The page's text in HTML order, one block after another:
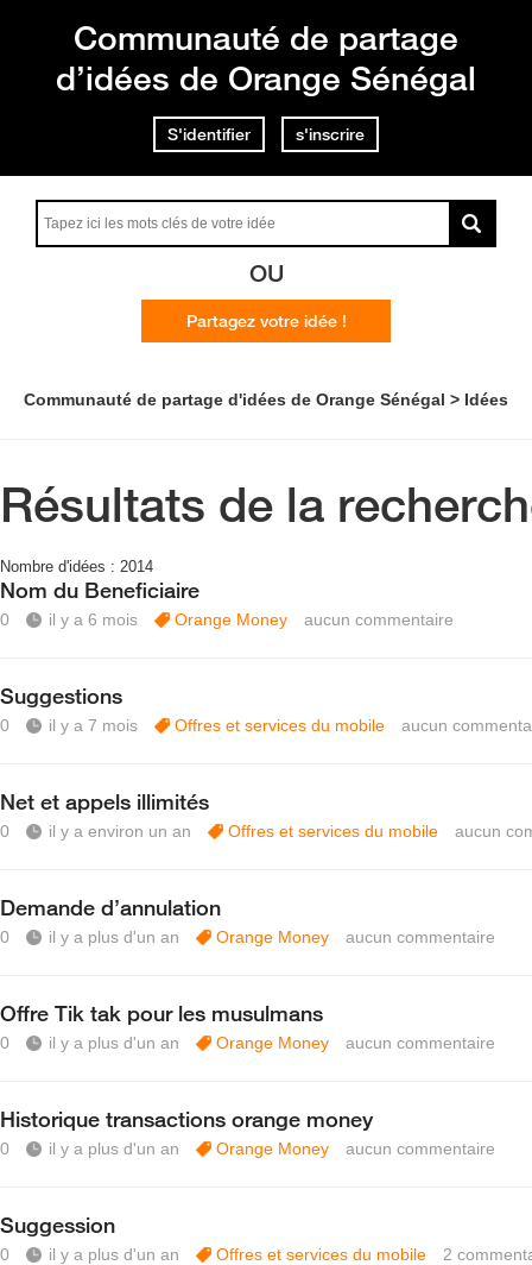
Communauté de partage
d’idées de Orange Sénégal
S'identifier s'inscrire
OU
Partagez votre idée !
Communauté de partage d'idées de Orange Sénégal Idées
Résultats de la
Nombre d'idées : 2014
Nom du Beneficiaire
0 il y a 6 mois Orange Money aucun commentaire
Suggestions
0 il y a 7 mois Offres et services du mobile aucun
Net et appels illimités
0 il y a environ un an Offres et services du mobile aucun
Demande d’annulation
0 il y a plus d'un an Orange Money aucun commentaire
Offre Tik tak pour les musulmans
0 il y a plus d'un an Orange Money aucun commentaire
Historique transactions orange money
0 il y a plus d'un an Orange Money aucun commentaire
Suggession
0 il y a plus d'un an Offres et services du mobile 2